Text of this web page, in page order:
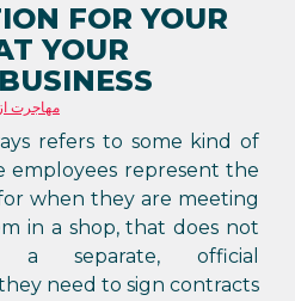
FOR YOUR
YOUR
مهاجرت
refers to some kind of
employees represent the
when they are meeting
in a shop, that does not
a separate, official
need to sign contracts